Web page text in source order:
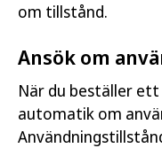
om tillstånd.
Ansök om
När du beställer
automatik om